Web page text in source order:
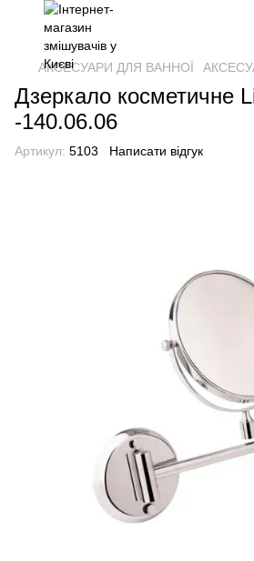
АКСЕСУАРИ ДЛЯ ВАННОЇ
Дзеркало косметичне
-140.06.06
Артикул: 5103 Написати відгук